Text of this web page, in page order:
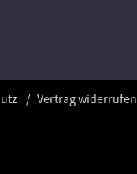
Vertrag widerrufen